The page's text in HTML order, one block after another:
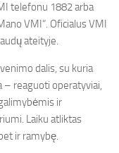
telefonu 1882 arba
VMI“. Oficialus VMI
ateityje.
dalis, su kuria
– reaguoti operatyviai,
ir
Laiku atliktas
ir ramybę.